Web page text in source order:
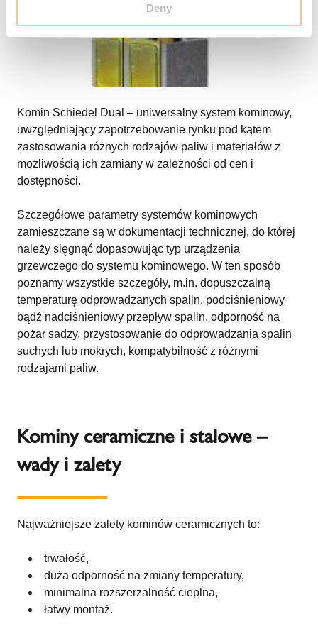
Deny
Komin Schiedel Dual – uniwersalny system kominowy,
uwzględniający zapotrzebowanie rynku pod kątem
zastosowania różnych rodzajów paliw i materiałów z
możliwością ich zamiany w zależności od cen i
dostępności.
Szczegółowe parametry systemów kominowych
zamieszczane są w dokumentacji technicznej, do której
należy sięgnąć dopasowując typ urządzenia
grzewczego do systemu kominowego. W ten sposób
poznamy wszystkie szczegóły, m.in. dopuszczalną
temperaturę odprowadzanych spalin, podciśnieniowy
bądź nadciśnieniowy przepływ spalin, odporność na
pożar sadzy, przystosowanie do odprowadzania spalin
suchych lub mokrych, kompatybilność z różnymi
rodzajami paliw.
Kominy ceramiczne i stalowe –
wady i zalety
Najważniejsze zalety kominów ceramicznych to:
trwałość,
duża odporność na zmiany temperatury,
minimalna rozszerzalność cieplna,
łatwy montaż.